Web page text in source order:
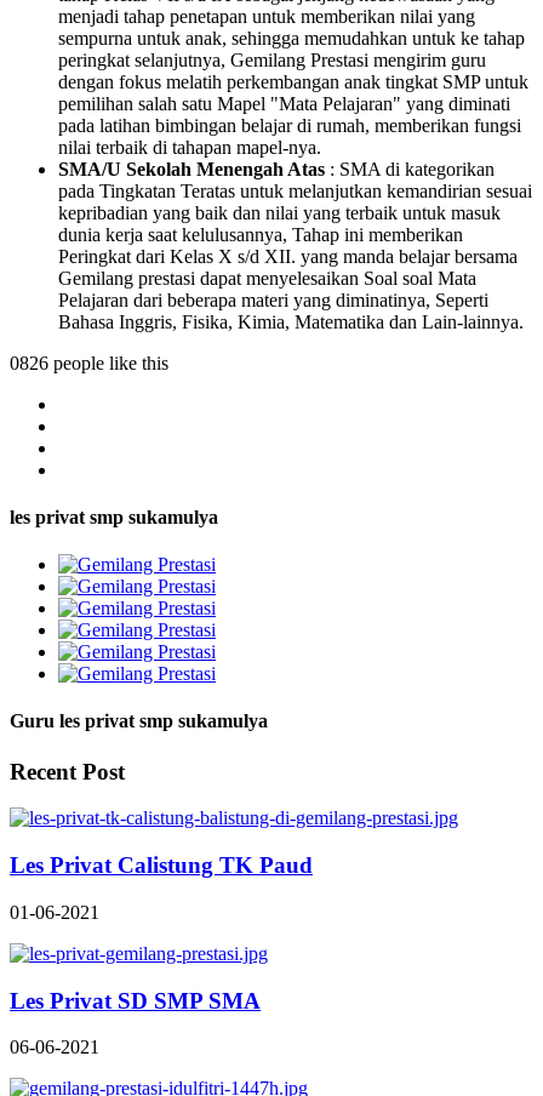
menjadi tahap penetapan untuk memberikan nilai yang
sempurna untuk anak, sehingga memudahkan untuk ke tahap
peringkat selanjutnya, Gemilang Prestasi mengirim guru
dengan fokus melatih perkembangan anak tingkat SMP untuk
pemilihan salah satu Mapel "Mata Pelajaran" yang diminati
pada latihan bimbingan belajar di rumah, memberikan fungsi
nilai terbaik di tahapan mapel-nya.
SMA/U Sekolah Menengah Atas : SMA di kategorikan
pada Tingkatan Teratas untuk melanjutkan kemandirian sesuai
kepribadian yang baik dan nilai yang terbaik untuk masuk
dunia kerja saat kelulusannya, Tahap ini memberikan
Peringkat dari Kelas X s/d XII. yang manda belajar bersama
Gemilang prestasi dapat menyelesaikan Soal soal Mata
Pelajaran dari beberapa materi yang diminatinya, Seperti
Bahasa Inggris, Fisika, Kimia, Matematika dan Lain-lainnya.
0826 people like this
les privat smp sukamulya
Guru les privat smp sukamulya
Recent Post
Les Privat Calistung TK Paud
01-06-2021
Les Privat SD SMP SMA
06-06-2021